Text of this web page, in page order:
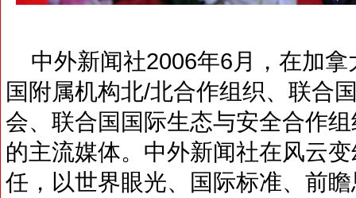
中外新闻社2006年6月，在加拿
国附属机构北/北合作组织、联合
会、联合国国际生态与安全合作
的主流媒体。中外新闻社在风云
任，以世界眼光、国际标准、前